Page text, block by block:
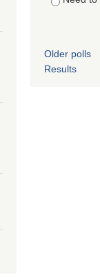
Older polls
Results